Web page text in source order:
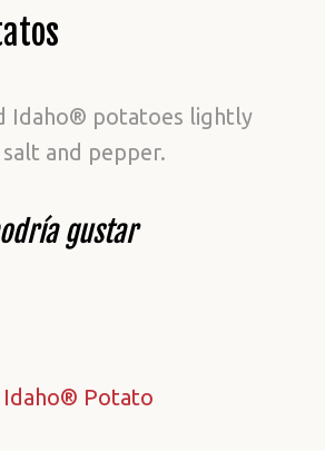
Idaho® potatoes lightly
and pepper.
gustar
Idaho® Potato